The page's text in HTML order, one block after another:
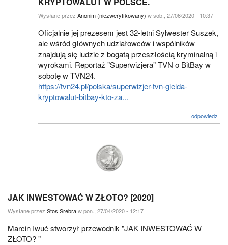
Wysłane przez Anonim (niezweryfikowany) w sob., 27/06/2020 - 10:37
Oficjalnie jej prezesem jest 32-letni Sylwester Suszek,
ale wśród głównych udziałowców i wspólników
znajdują się ludzie z bogatą przeszłością kryminalną i
wyrokami. Reportaż "Superwizjera" TVN o BitBay w
sobotę w TVN24.
https://tvn24.pl/polska/superwizjer-tvn-gielda-
kryptowalut-bitbay-kto-za...
odpowiedz
JAK INWESTOWAĆ W ZŁOTO? [2020]
Wysłane przez Stos Srebraw pon., 27/04/2020 - 12:17
Marcin Iwuć stworzył przewodnik "JAK INWESTOWAĆ W
ZŁOTO? "